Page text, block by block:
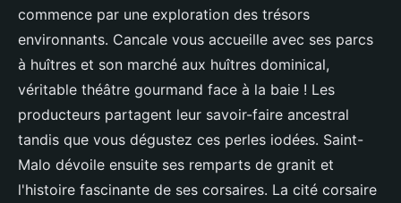
commence par une exploration des trésors
environnants. Cancale vous accueille avec ses parcs
à huîtres et son marché aux huîtres dominical,
véritable théâtre gourmand face à la baie ! Les
producteurs partagent leur savoir-faire ancestral
tandis que vous dégustez ces perles iodées. Saint-
Malo dévoile ensuite ses remparts de granit et
l'histoire fascinante de ses corsaires. La cité corsaire